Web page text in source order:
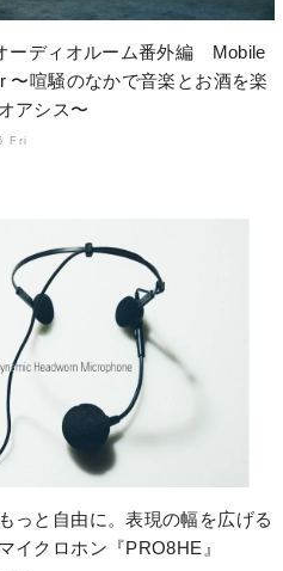
ーディオルーム番外編 Mobile
〜喧騒のなかで音楽とお酒を楽
アシス〜
Fri
っと自由に。表現の幅を広げる
イクロホン『PRO8HE』